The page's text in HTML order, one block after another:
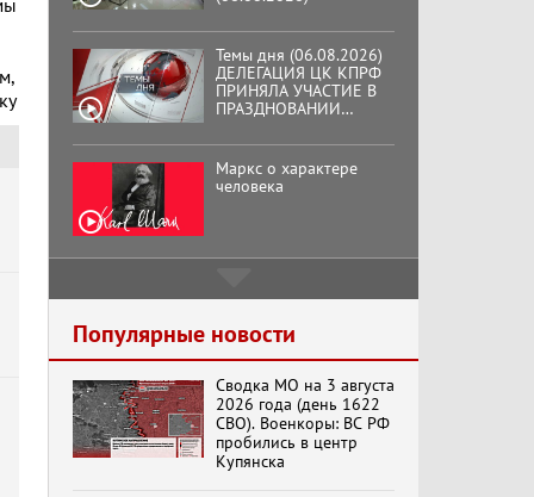
ТРЕТЬЕЙ ГОДОВЩИНЫ
ОСВОБОЖДЕНИЯ ОРЛА
ОТ НЕМЕЦКО-
ФАШИСТСКИХ
ЗАХВАТЧИКОВ.
Маркс о характере
человека
Подмосковный
кооператор
«Додоговаривались...»
Бренды Советской
эпохи "Гжель"
Популярные новости
Сводка МО на 3 августа
2026 года (день 1622
СВО). Военкоры: ВС РФ
пробились в центр
Купянска